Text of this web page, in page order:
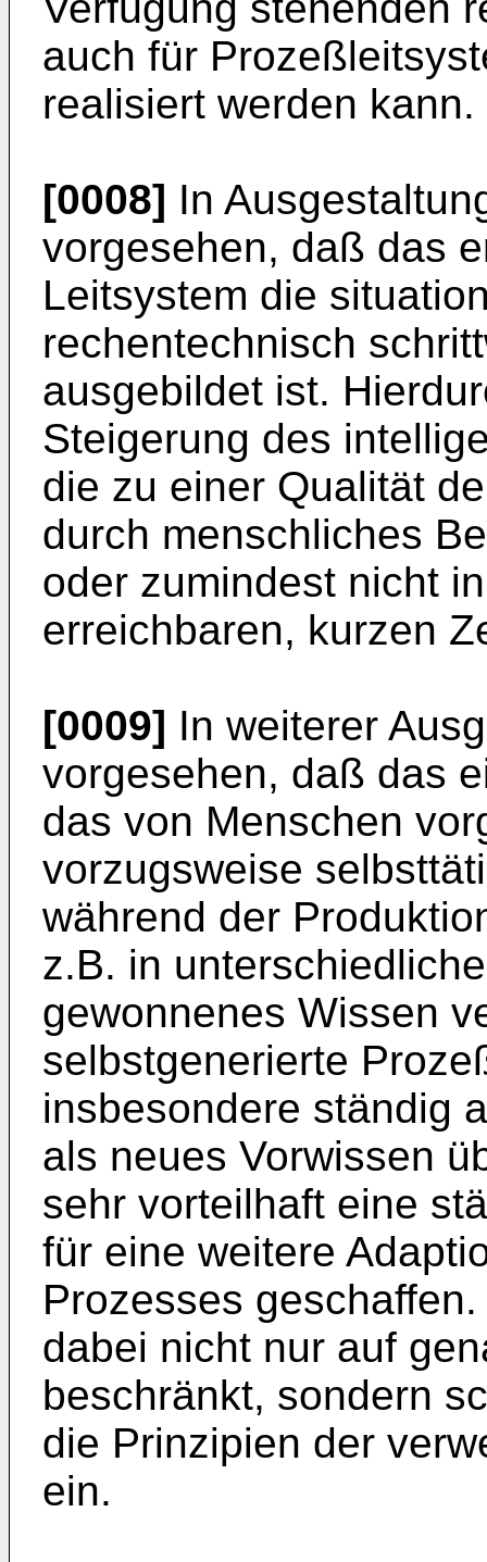
auch für
realisiert werden kann.
[0008] In
vorgesehen, daß das
Leitsystem die
rechentechnisch
ausgebildet ist.
Steigerung des
die zu einer Qualität
durch menschliches
oder zumindest nicht
erreichbaren, kurzen
[0009] In weiterer
vorgesehen, daß das
das von Menschen
vorzugsweise
während der
z.B. in
gewonnenes Wissen
selbstgenerierte
insbesondere ständig
als neues Vorwissen
sehr vorteilhaft eine
für eine weitere
Prozesses
dabei nicht nur auf
beschränkt, sondern
die Prinzipien der
ein.